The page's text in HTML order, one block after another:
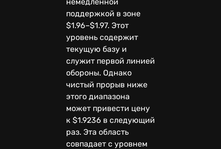
поддержкой в зоне
$1.96–$1.97. Этот
уровень содержит
текущую базу и
служит первой линией
обороны. Однако
чистый прорыв ниже
этого диапазона
может привести цену
к $1.9236 в следующий
раз. Эта область
совпадает с уровнем